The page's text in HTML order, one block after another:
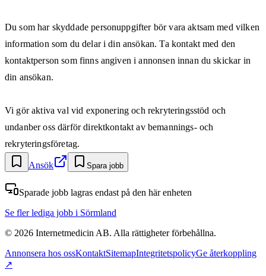
Du som har skyddade personuppgifter bör vara aktsam med vilken
information som du delar i din ansökan. Ta kontakt med den
kontaktperson som finns angiven i annonsen innan du skickar in
din ansökan.
Vi gör aktiva val vid exponering och rekryteringsstöd och
undanber oss därför direktkontakt av bemannings- och
rekryteringsföretag.
Ansök Spara jobb
Sparade jobb lagras endast på den här enheten
Se fler lediga jobb i Sörmland
© 2026 Internetmedicin AB. Alla rättigheter förbehållna.
Annonsera hos ossKontaktSitemapIntegritetspolicyGe återkoppling
↗